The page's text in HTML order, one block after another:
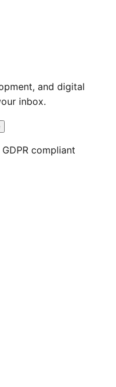
and digital
inbox.
compliant